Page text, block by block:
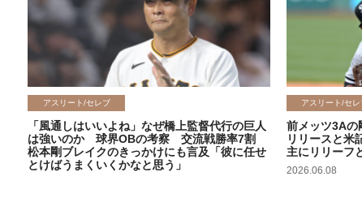
アスリート/セレブ
「風通しはいいよね」なぜ橋上監督代行の巨人
は強いのか 球界OBの考察 交流戦勝率7割
松本剛ブレイクのきっかけにも言及「彼に任せ
とけばうまくいくかなと思う」
アスリート/セレ
前メッツ3Aの
リリースと
主にリリーフ
2026.06.08